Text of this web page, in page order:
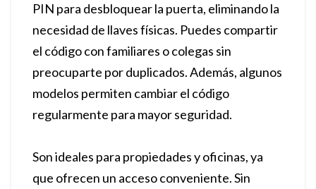
PIN para desbloquear la puerta, eliminando la
necesidad de llaves físicas. Puedes compartir
el código con familiares o colegas sin
preocuparte por duplicados. Además, algunos
modelos permiten cambiar el código
regularmente para mayor seguridad.
Son ideales para propiedades y oficinas, ya
que ofrecen un acceso conveniente. Sin